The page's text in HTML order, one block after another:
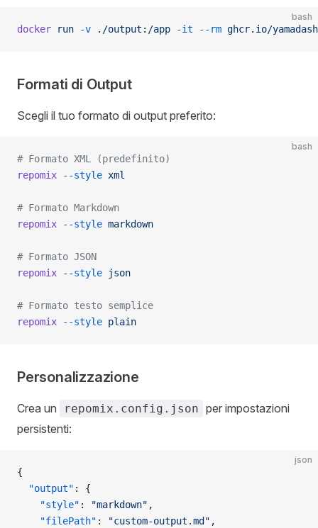
bash
docker run -v ./output:/app -it --rm ghcr.io/
Formati di Output
Scegli il tuo formato di output preferito:
bash
# Formato XML (predefinito)
repomix --style xml
# Formato Markdown
repomix --style markdown
# Formato JSON
repomix --style json
# Formato testo semplice
repomix --style plain
Personalizzazione
Crea un repomix.config.json per impostazioni
persistenti:
json
{
  "output"
: {
    "style"
: "markdown" ,
    "filePath"
: "custom-output.md" ,